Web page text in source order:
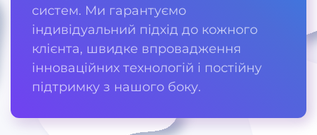
систем. Ми гарантуємо
індивідуальний підхід до кожного
клієнта, швидке впровадження
інноваційних технологій і постійну
підтримку з нашого боку.